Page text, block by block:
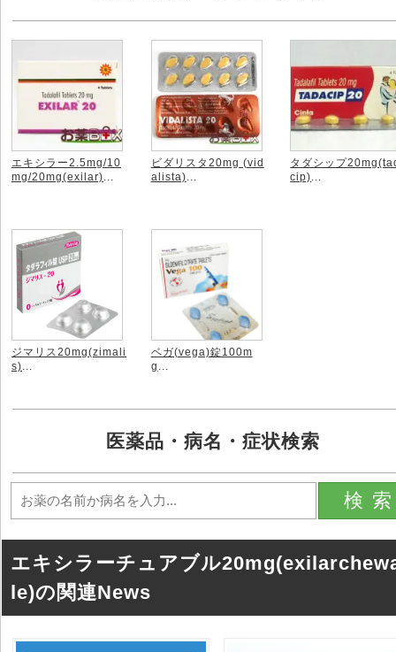
エキシラー2.5mg/10
mg/20mg(exilar)
ビダリスタ20mg (vid
alista)
タダシップ
cip)
ジマリス20mg(zimali
s)
ベガ(vega)錠100m
g
医薬品・病名・症状検索
検
エキシラーチュアブル
le)の関連News